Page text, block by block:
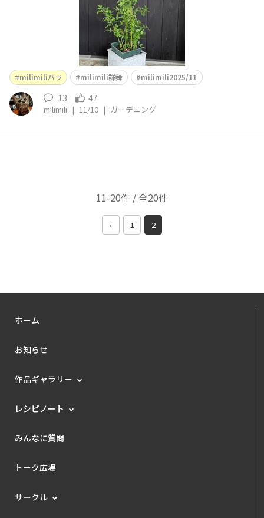
milimiliバラ milimili群舞 milimili2025/11
13 47
milimili | 11/10 | ガーデニング
11-20件 / 全20件
‹ 1 2
ホーム
お知らせ
作品ギャラリー
レシピノート
みんなに質問
トーク広場
サークル